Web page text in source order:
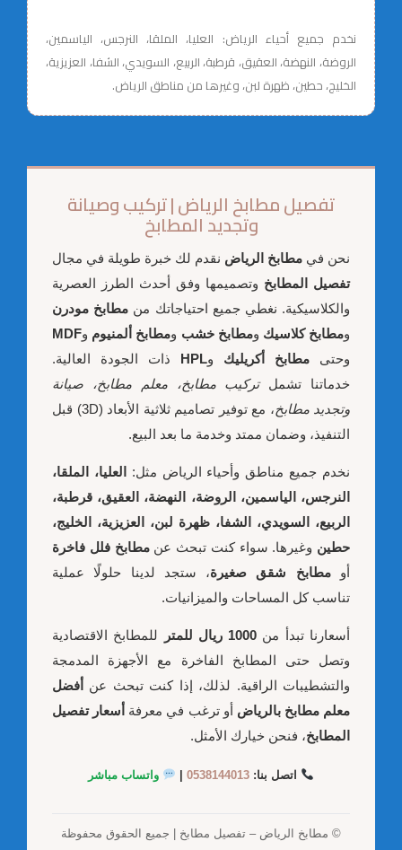
نخدم جميع أحياء الرياض: العليا، الملقا، النرجس، الياسمين،
الروضة، النهضة، العقيق، قرطبة، الربيع، السويدي، الشفا، العزيزية،
الخليج، حطين، ظهرة لبن، وغيرها من مناطق الرياض.
تفصيل مطابخ الرياض | تركيب وصيانة
وتجديد المطابخ
نحن في مطابخ الرياض نقدم لك خبرة طويلة في مجال
تفصيل المطابخ وتصميمها وفق أحدث الطرز العصرية
والكلاسيكية. نغطي جميع احتياجاتك من مطابخ مودرن
ومطابخ كلاسيك ومطابخ خشب ومطابخ ألمنيوم وMDF
وحتى مطابخ أكريليك وHPL ذات الجودة العالية.
خدماتنا تشملتركيب مطابخ، معلم مطابخ، صيانة
وتجديد مطابخ
، مع توفير تصاميم ثلاثية الأبعاد (3D) قبل
التنفيذ، وضمان ممتد وخدمة ما بعد البيع.
نخدم جميع مناطق وأحياء الرياض مثل:
العليا، الملقا،
النرجس، الياسمين، الروضة، النهضة، العقيق، قرطبة،
الربيع، السويدي، الشفا، ظهرة لبن، العزيزية، الخليج،
حطين وغيرها. سواء كنت تبحث عنمطابخ فلل فاخرة
أومطابخ شقق صغيرة، ستجد لدينا حلولًا عملية
تناسب كل المساحات والميزانيات.
أسعارنا تبدأ من 1000 ريال للمتر
للمطابخ الاقتصادية
وتصل حتى المطابخ الفاخرة مع الأجهزة المدمجة
والتشطيبات الراقية. لذلك، إذا كنت تبحث عن أفضل
معلم مطابخ بالرياض أو ترغب في معرفة أسعار تفصيل
المطابخ، فنحن خيارك الأمثل.
اتصل بنا: 0538144013
| واتساب مباشر
© مطابخ الرياض – تفصيل مطابخ | جميع الحقوق محفوظة